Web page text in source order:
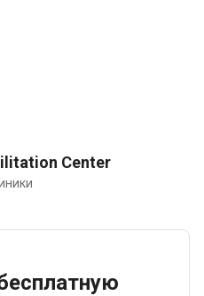
Center